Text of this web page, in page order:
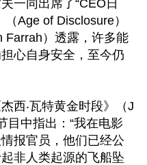
一同出席了“CEO日
Age of Disclosure）
Farrah）透露，许多能
心自身安全，至今仍
西‧瓦特黄金时段》（J
目中指出：“我在电影
报官员，他们已经公
非人类起源的飞船坠